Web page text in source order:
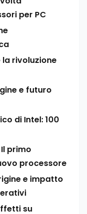
per PC
rivoluzione
e futuro
di Intel: 100
primo
processore
e impatto
su